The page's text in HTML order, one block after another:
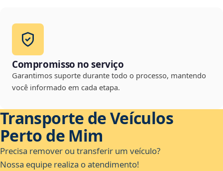
Compromisso no serviço
Garantimos suporte durante todo o processo, mantendo
você informado em cada etapa.
Transporte de Veículos
Perto de Mim
Precisa remover ou transferir um veículo?
Nossa equipe realiza o atendimento!